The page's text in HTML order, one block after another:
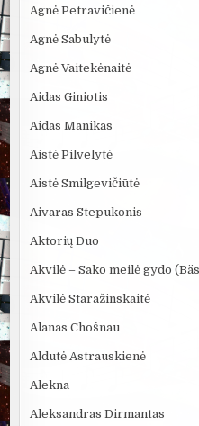
Agnė Petravičienė
Agnė Sabulytė
Agnė Vaitekėnaitė
Aidas Giniotis
Aidas Manikas
Aistė Pilvelytė
Aistė Smilgevičiūtė
Aivaras Stepukonis
Aktorių Duo
Akvilė – Sako meilė gydo
Akvilė Staražinskaitė
Alanas Chošnau
Aldutė Astrauskienė
Alekna
Aleksandras Dirmantas